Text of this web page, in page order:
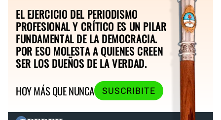
EL EJERCICIO DEL PERIODISMO
PROFESIONAL Y CRÍTICO ES UN PILAR
FUNDAMENTAL DE LA DEMOCRACIA.
POR ESO MOLESTA A QUIENES CREEN
SER LOS DUEÑOS DE LA VERDAD.
HOY MÁS QUE NUNCA
SUSCRIBITE